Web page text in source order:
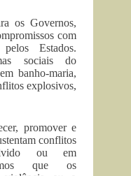
os Governos,
com
Estados.
sociais do
banho-maria,
explosivos,
promover e
conflitos
ou em
que os